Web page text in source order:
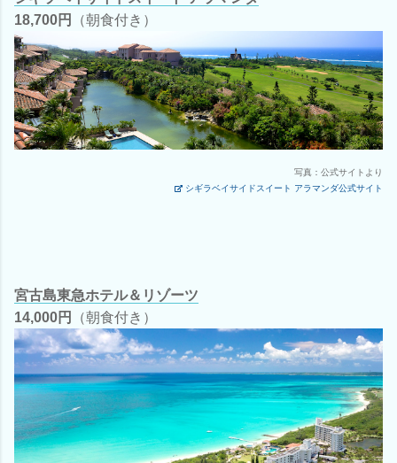
18,700円
（朝食付き）
写真：公式サイトより
シギラベイサイドスイート アラマンダ公式サイト
宮古島東急ホテル＆リゾーツ
14,000円
（朝食付き）